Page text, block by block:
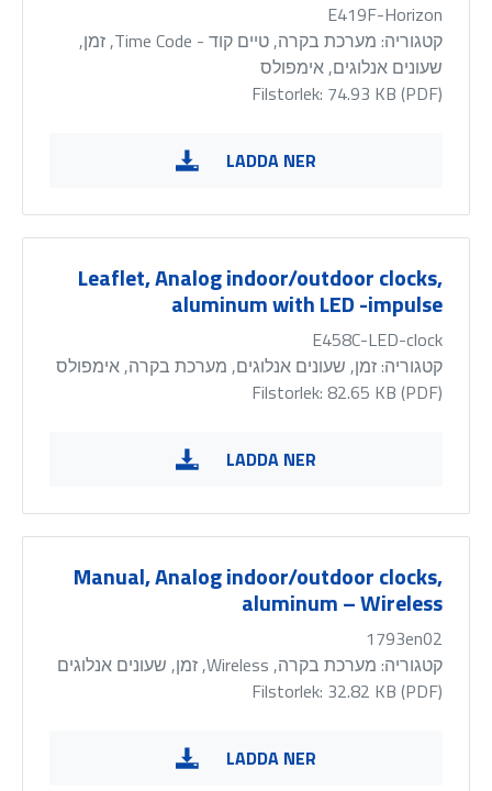
E419F-Horizon
קטגוריה:
מערכת בקרה, טיים קוד - Time Code, זמן,
שעונים אנלוגים, אימפולס
Filstorlek: 74.93 KB (PDF)
LADDA NER
Leaflet, Analog indoor/outdoor clocks,
aluminum with LED -impulse
E458C-LED-clock
קטגוריה:זמן, שעונים אנלוגים, מערכת בקרה, אימפולס
Filstorlek: 82.65 KB (PDF)
LADDA NER
Manual, Analog indoor/outdoor clocks,
aluminum – Wireless
1793en02
קטגוריה: מערכת בקרה, Wireless, זמן, שעונים אנלוגים
Filstorlek: 32.82 KB (PDF)
LADDA NER